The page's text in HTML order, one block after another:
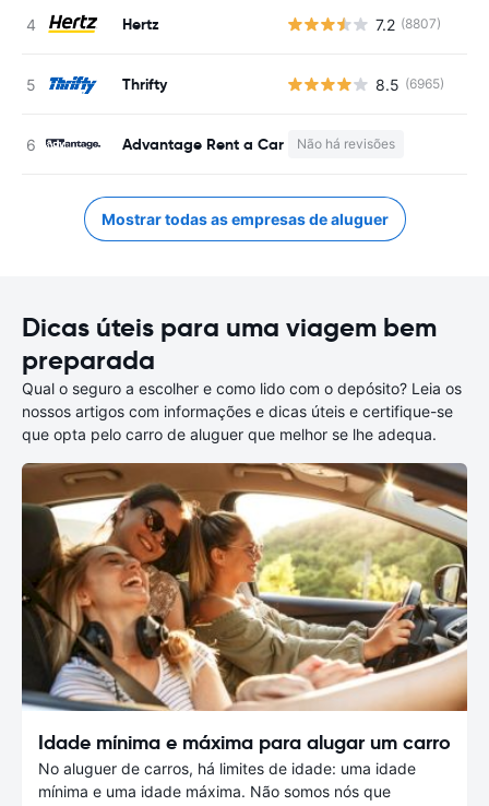
Hertz 7.2 (8807)
Thrifty 8.5 (6965)
Advantage Rent a Car Não há revisões
Mostrar todas as empresas de aluguer
Dicas úteis para uma viagem bem
preparada
Qual o seguro a escolher e como lido com o depósito? Leia os
nossos artigos com informações e dicas úteis e certifique-se
que opta pelo carro de aluguer que melhor se lhe adequa.
Idade mínima e máxima para alugar um carro
No aluguer de carros, há limites de idade: uma idade
mínima e uma idade máxima. Não somos nós que